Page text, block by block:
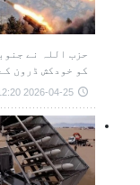
حزب اللہ نے
کو خودکش ڈرون
2026-04-25 12:20